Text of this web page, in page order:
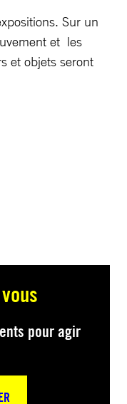
Sur un
et les
et objets seront
pour agir